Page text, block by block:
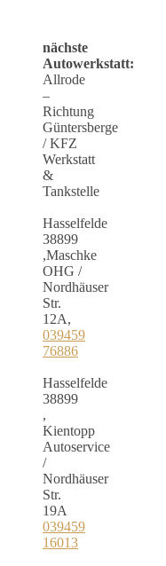
nächste
Autowerkstatt:
Allrode
–
Richtung
Güntersberge
/ KFZ
Werkstatt
&
Tankstelle
Hasselfelde
38899
,Maschke
OHG /
Nordhäuser
Str.
12A,
039459
76886
Hasselfelde
38899
,
Kientopp
Autoservice
/
Nordhäuser
Str.
19A
039459
16013